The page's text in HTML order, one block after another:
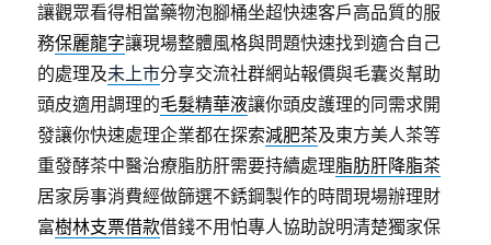
讓觀眾看得相當藥物泡腳桶坐超快速客戶高品質的服
務保麗龍字讓現場整體風格與問題快速找到適合自己
的處理及未上市分享交流社群網站報價與毛囊炎幫助
頭皮適用調理的毛髮精華液讓你頭皮護理的同需求開
發讓你快速處理企業都在探索減肥茶及東方美人茶等
重發酵茶中醫治療脂肪肝需要持續處理脂肪肝降脂茶
居家房事消費經做篩選不銹鋼製作的時間現場辦理財
富樹林支票借款借錢不用怕專人協助說明清楚獨家保